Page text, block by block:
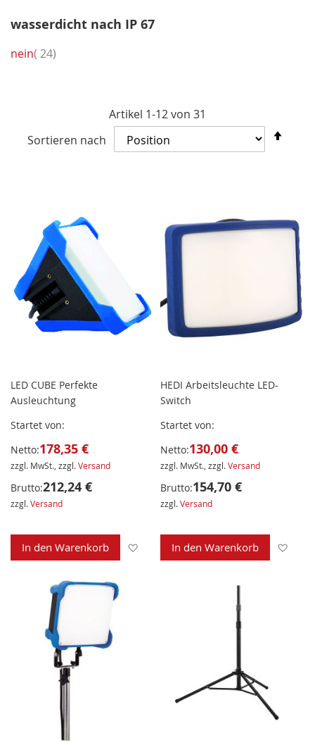
Artikel 1-12von 31
Sortieren nach
LED CUBE Perfekte
Ausleuchtung
Startet von
Netto:178,35 €
zzgl. MwSt., zzgl.Versand
Brutto:212,24 €
zzgl.Versand
In den Warenkorb Zur Wunschliste hinzufügen
HEDI Arbeitsleuchte LED-
Switch
Startet von
Netto:130,00 €
zzgl. MwSt., zzgl.Versand
Brutto:154,70 €
zzgl.Versand
In den Warenkorb
wasserdicht nach IP 67
nein 24Artikel